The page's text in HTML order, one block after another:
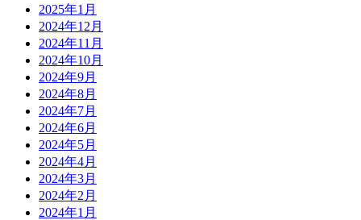
2025年1月
2024年12月
2024年11月
2024年10月
2024年9月
2024年8月
2024年7月
2024年6月
2024年5月
2024年4月
2024年3月
2024年2月
2024年1月